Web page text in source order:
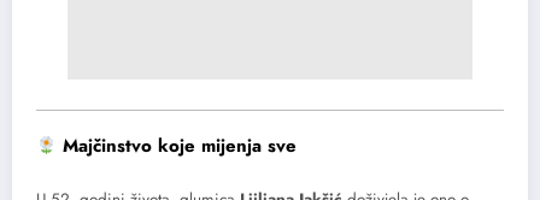
Majčinstvo koje mijenja sve